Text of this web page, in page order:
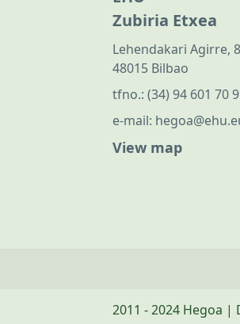
Zubiria Etxea
Lehendakari Agirre,
48015 Bilbao
tfno.: (34) 94 601 70
e-mail:
View map
2011 - 2024 Hegoa |